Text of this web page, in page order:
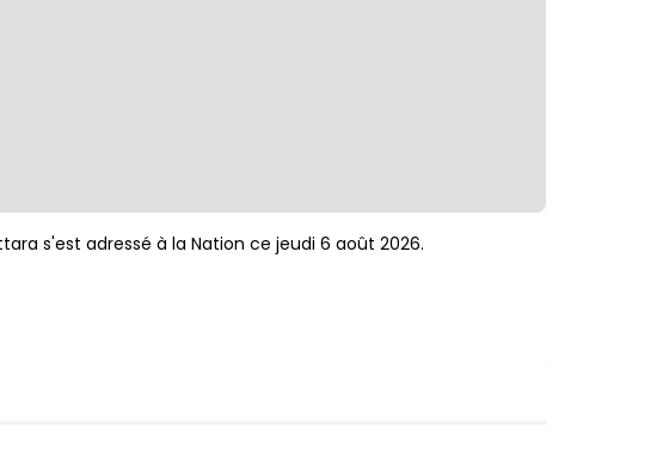
s'est adressé à la Nation ce jeudi 6 août 2026.